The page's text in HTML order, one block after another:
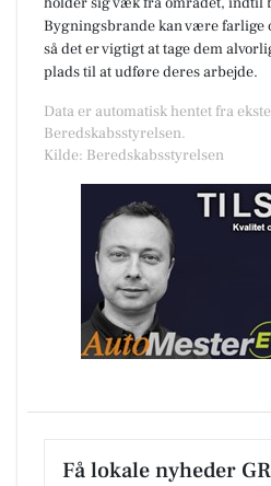
Bygningsbrande kan være farlige
så det er vigtigt at tage dem
plads til at udføre deres arbejde.
Data er automatisk hentet fra
Beredskabsstyrelsen.
Kilde: Beredskabsstyrelsen
Få lokale nyheder